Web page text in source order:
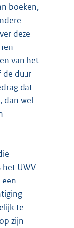
boeken,
deze
van het
de duur
dat
dan wel
het UWV
een
te
zijn